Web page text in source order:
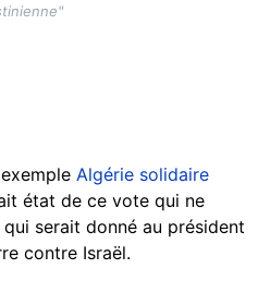
Algérie solidaire
état de ce vote qui ne
serait donné au président
contre Israël.